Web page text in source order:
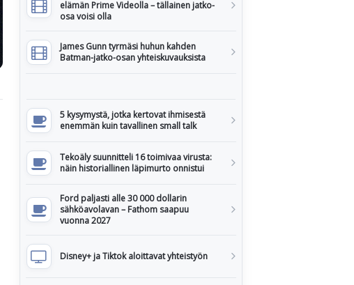
elämän Prime Videolla – tällainen jatko-
osa voisi olla
James Gunn tyrmäsi huhun kahden
Batman-jatko-osan yhteiskuvauksista
5 kysymystä, jotka kertovat ihmisestä
enemmän kuin tavallinen small talk
Tekoäly suunnitteli 16 toimivaa virusta:
näin historiallinen läpimurto onnistui
Ford paljasti alle 30 000 dollarin
sähköavolavan – Fathom saapuu
vuonna 2027
Disney+ ja Tiktok aloittavat yhteistyön